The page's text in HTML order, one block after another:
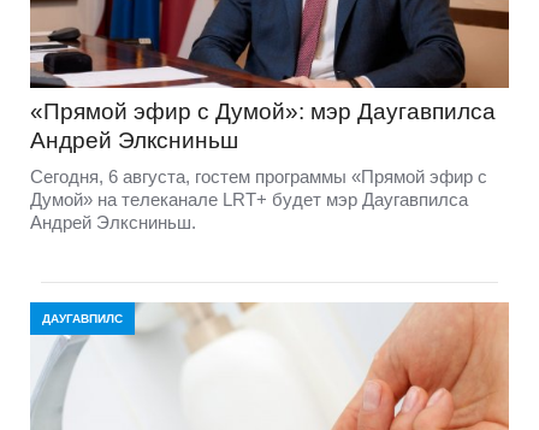
«Прямой эфир с Думой»: мэр Даугавпилса
Андрей Элксниньш
Сегодня, 6 августа, гостем программы «Прямой эфир с
Думой» на телеканале LRT+ будет мэр Даугавпилса
Андрей Элксниньш.
ДАУГАВПИЛС